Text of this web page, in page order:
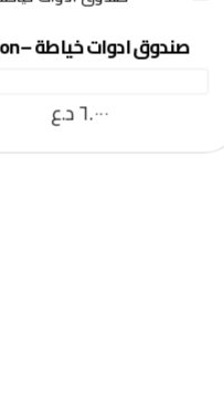
صندوق ادوات خياطة – Limon
٦.٠٠٠د.ع